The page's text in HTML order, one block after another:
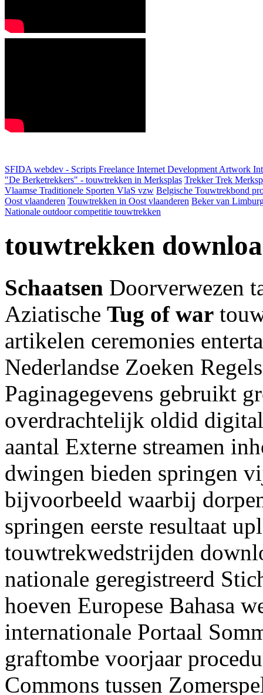
SFIDA webdev - Scripts Freelance Internet Development Artwork
"De Berketrekkers" - touwtrekken in Merksplas Trekker Trek
Vlaamse Traditionele Sporten VlaS vzw Belgische Touwtrekbond
Oost vlaanderen Touwtrekken in Oost vlaanderen Beker van
Nationale outdoor competitie touwtrekken
touwtrekken
Schaatsen Doorverwezen
Aziatische Tug of war
artikelen ceremonies
Nederlandse Zoeken
Paginagegevens gebruikt
overdrachtelijk oldid
aantal Externe streamen
dwingen bieden springen
bijvoorbeeld waarbij
springen eerste resultaat
touwtrekwedstrijden
nationale geregistreerd
hoeven Europese Bahasa
internationale Portaal
graftombe voorjaar
Commons tussen